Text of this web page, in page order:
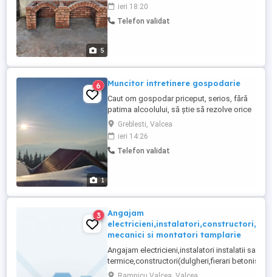
5
ieri 18:20
Telefon validat
1
6 Muncitor intretinere gospodarie
Caut om gospodar priceput, serios, fără
patima alcoolului, să știe să rezolve orice
problema legata de întreținere curte
(gospodărie) . Are de îngrijit 2 vaci și 1
porc în Greblesti, județul Vâlcea. Se oferă
cazare, masă, salariu.
Greblesti, Valcea
ieri 14:26
Telefon validat
3
Angajam
mecanici si montatori tamplarie
Angajam electricieni,instalatori instalatii
termice,constructori(dulgheri,fierari betonisti si
finisori),lacatusi mecanici si montatori